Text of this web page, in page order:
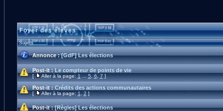
Foyer des élèves
Sujets
Annonce : [GdF] Les élections
Post-it : Le compteur de points de vie
[ Aller à la page:1...5,6,7]
Post-it : Crédits des actions communautaires
[ Aller à la page:1,2]
Post-it : [Règles] Les élections